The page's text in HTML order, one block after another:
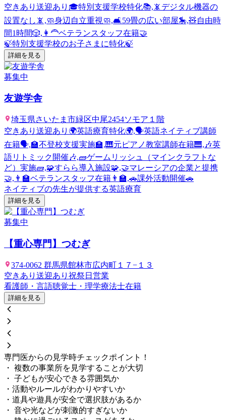
空きあり 送迎あり 🎓特別支援学校特化📚,📵デジタル機器の
設置なし📵,🧼身辺自立重視🧼,🛋️59畳の広い部屋🎠,🧸自由時
間1時間🎲,👩‍🦰ベテランスタッフ在籍🤝
🍃特別支援学校のお子さまに特化🍃
詳細を見る
募集中
友遊学舎
埼玉県さいたま市緑区中尾2454ソモア１階
空きあり 送迎あり 🌍英語療育特化🌍,🗣英語ネイティブ講師
在籍🗣,🏫不登校支援実施🏫,🎹元ピアノ教室講師在籍🎹,🎶英
語リトミック開催🎶,🧱ゲームリッシュ（マインクラフトな
ど）実施🧱,🧩すらら導入施設🧩,🤝マレーシアの企業と提携
🤝,👨‍🏫ベテランスタッフ在籍👨‍🏫,🚗課外活動開催🚗
ネイティブの先生が提供する英語療育
詳細を見る
募集中
【重心専門】つむぎ
374-0062 群馬県館林市広内町１７−１３
空きあり 送迎あり 祝祭日営業
看護師・言語聴覚士・理学療法士在籍
詳細を見る
専門医からの見学時チェックポイント！
・ 複数の事業所を見学することが大切
・ 子どもが安心できる雰囲気か
・活動やルールがわかりやすいか
・道具や遊具が安全で選択肢があるか
・ 音や光などが刺激的すぎないか